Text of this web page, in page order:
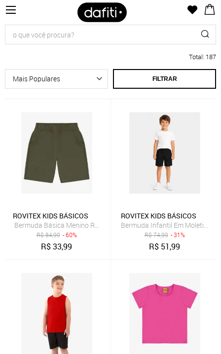
Total: 187
FILTRAR
ROVITEX KIDS BÁSICOS
Bermuda Básica Menino Rovi Kids Verde
R$84,99 - 60%
R$33,99
ROVITEX KIDS BÁSICOS
Bermuda Infantil Em Moletinho
R$74,99 - 31%
R$ 51,99